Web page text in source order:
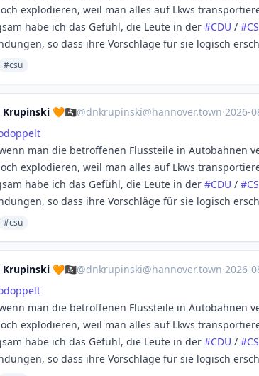
explodieren, weil man alles auf Lkws
habe ich das Gefühl, die Leute in der #CDU / #
so dass ihre Vorschläge für sie logisch
#csu
🧡🏴‍☠️@dnkrupinski@hannover.town·2026-
man die betroffenen Flussteile in Autobahnen
explodieren, weil man alles auf Lkws
habe ich das Gefühl, die Leute in der #CDU / #
so dass ihre Vorschläge für sie logisch
#csu
🧡🏴‍☠️@dnkrupinski@hannover.town·2026-
man die betroffenen Flussteile in Autobahnen
explodieren, weil man alles auf Lkws
habe ich das Gefühl, die Leute in der #CDU / #
so dass ihre Vorschläge für sie logisch